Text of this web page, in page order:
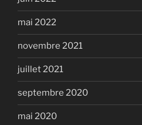
mai 2022
novembre 2021
juillet 2021
septembre 2020
mai 2020